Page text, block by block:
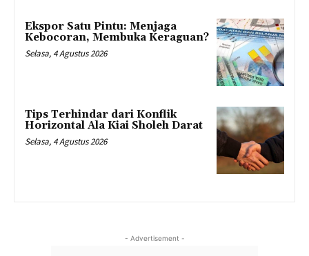
Ekspor Satu Pintu: Menjaga
Kebocoran, Membuka Keraguan?
Selasa, 4 Agustus 2026
Tips Terhindar dari Konflik
Horizontal Ala Kiai Sholeh Darat
Selasa, 4 Agustus 2026
- Advertisement -